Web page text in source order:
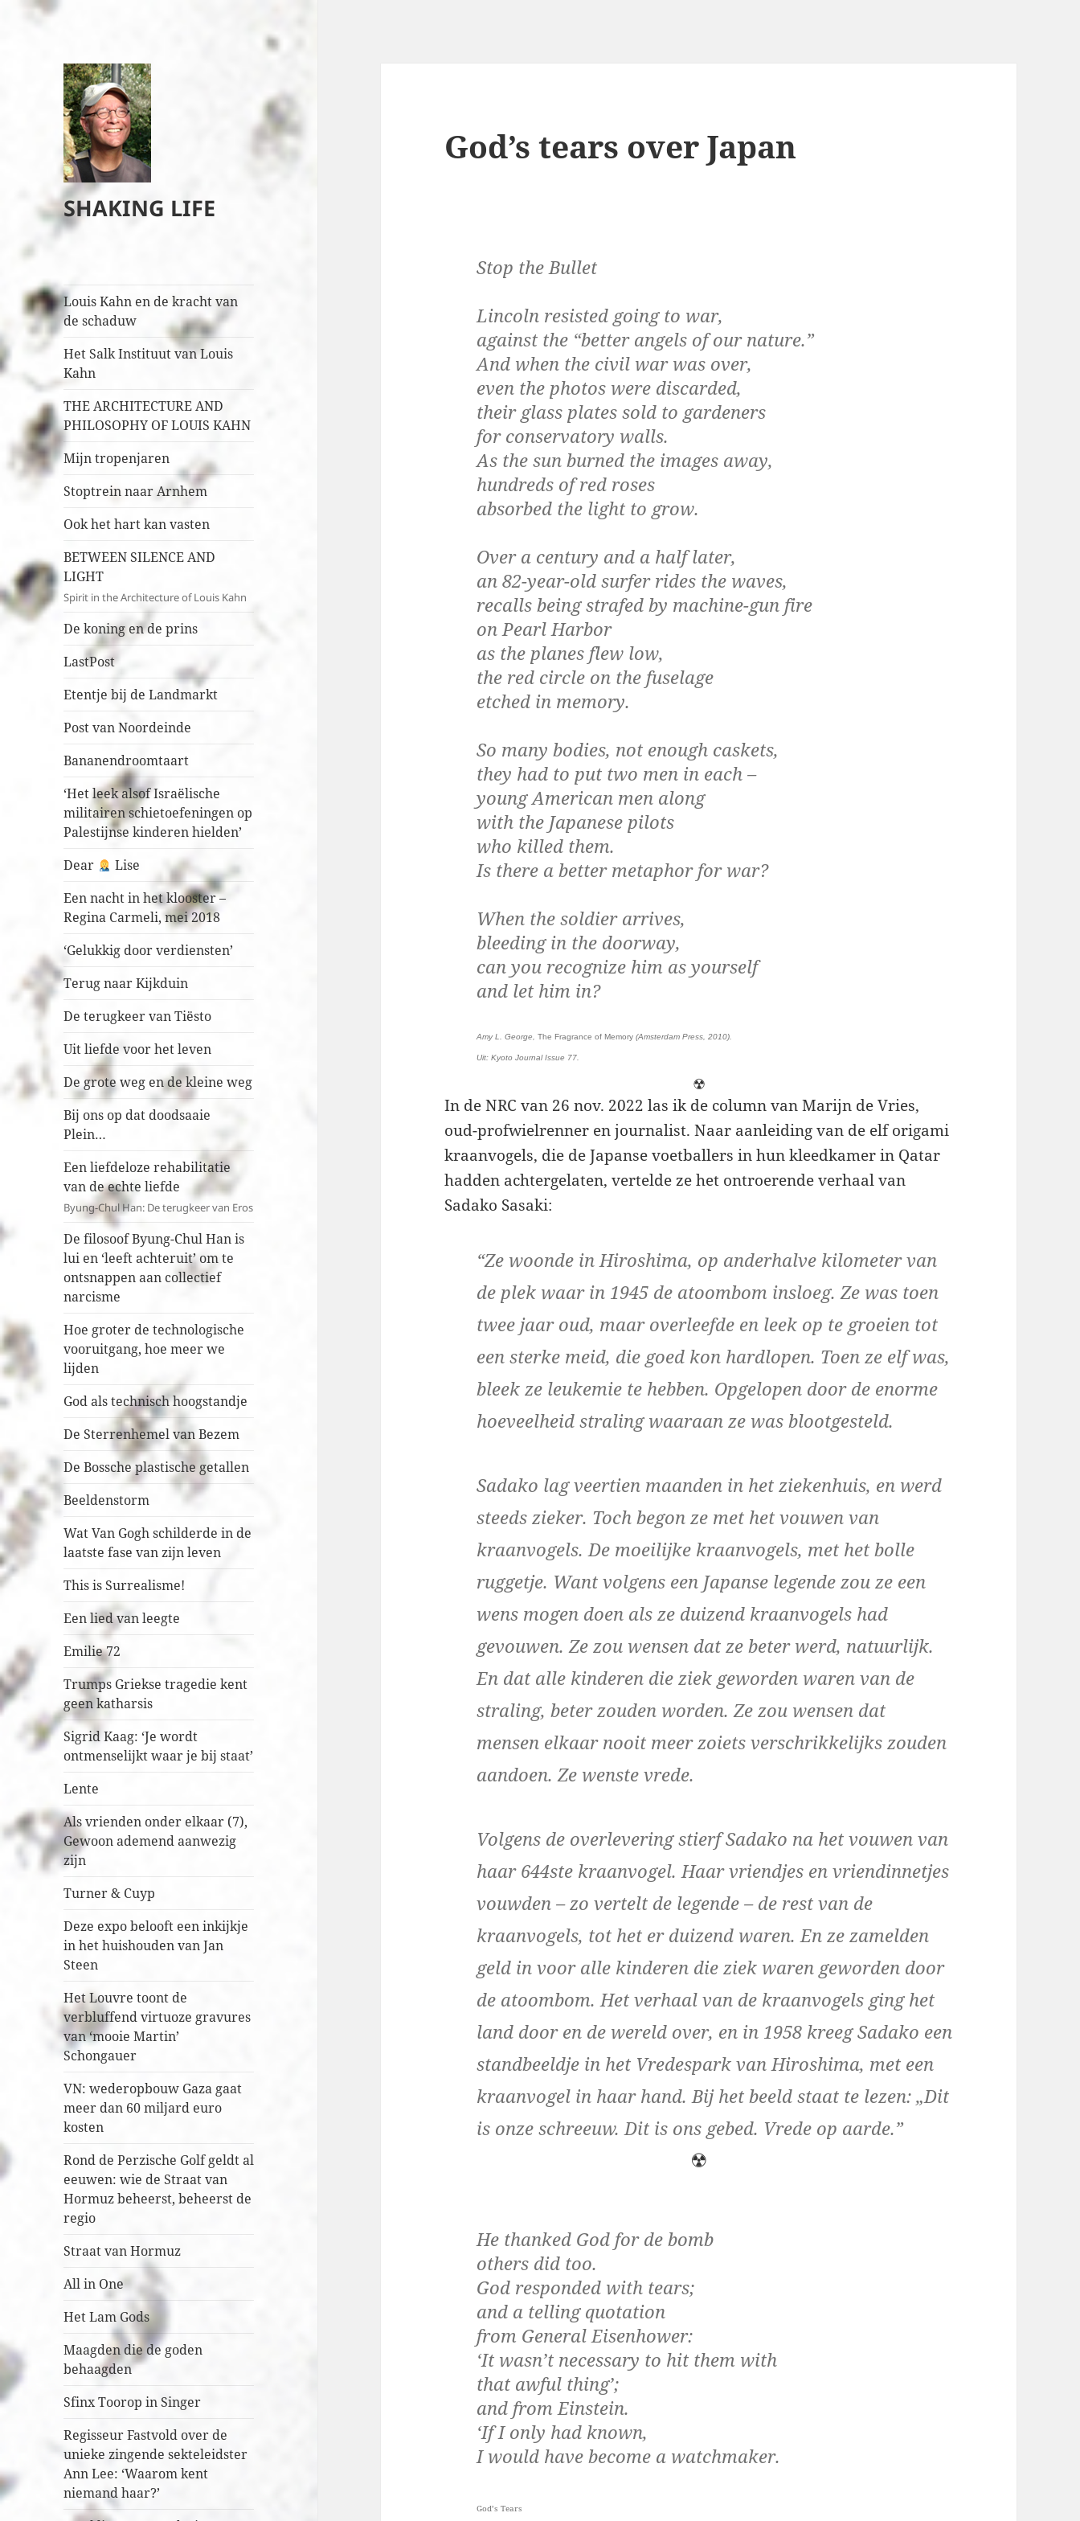
SHAKING LIFE
Louis Kahn en de kracht van
de schaduw
Het Salk Instituut van Louis
Kahn
THE ARCHITECTURE AND
PHILOSOPHY OF LOUIS KAHN
Mijn tropenjaren
Stoptrein naar Arnhem
Ook het hart kan vasten
BETWEEN SILENCE AND
LIGHT
Spirit in the Architecture of Louis Kahn
De koning en de prins
LastPost
Etentje bij de Landmarkt
Post van Noordeinde
Bananendroomtaart
‘Het leek alsof Israëlische
militairen schietoefeningen op
Palestijnse kinderen hielden’
Dear
Lise
Een nacht in het klooster –
Regina Carmeli, mei 2018
‘Gelukkig door verdiensten’
Terug naar Kijkduin
De terugkeer van Tiësto
Uit liefde voor het leven
De grote weg en de kleine weg
Bij ons op dat doodsaaie
Plein…
Een liefdeloze rehabilitatie
van de echte liefde
Byung-Chul Han: De terugkeer van Eros
De filosoof Byung-Chul Han is
lui en ‘leeft achteruit’ om te
ontsnappen aan collectief
narcisme
Hoe groter de technologische
vooruitgang, hoe meer we
lijden
God als technisch hoogstandje
De Sterrenhemel van Bezem
De Bossche plastische getallen
Beeldenstorm
Wat Van Gogh schilderde in de
laatste fase van zijn leven
This is Surrealisme!
Een lied van leegte
Emilie 72
Trumps Griekse tragedie kent
geen katharsis
Sigrid Kaag: ‘Je wordt
ontmenselijkt waar je bij staat’
Lente
Als vrienden onder elkaar (7),
Gewoon ademend aanwezig
zijn
Turner & Cuyp
Deze expo belooft een inkijkje
in het huishouden van Jan
Steen
Het Louvre toont de
verbluffend virtuoze gravures
van ‘mooie Martin’
Schongauer
VN: wederopbouw Gaza gaat
meer dan 60 miljard euro
kosten
Rond de Perzische Golf geldt al
eeuwen: wie de Straat van
Hormuz beheerst, beheerst de
regio
Straat van Hormuz
All in One
Het Lam Gods
Maagden die de goden
behaagden
Sfinx Toorop in Singer
Regisseur Fastvold over de
unieke zingende sekteleidster
Ann Lee: ‘Waarom kent
niemand haar?’
God’s tears over Japan
Stop the Bullet
Lincoln resisted going to war,
against the “better angels of our nature.”
And when the civil war was over,
even the photos were discarded,
their glass plates sold to gardeners
for conservatory walls.
As the sun burned the images away,
hundreds of red roses
absorbed the light to grow.
Over a century and a half later,
an 82-year-old surfer rides the waves,
recalls being strafed by machine-gun fire
on Pearl Harbor
as the planes flew low,
the red circle on the fuselage
etched in memory.
So many bodies, not enough caskets,
they had to put two men in each –
young American men along
with the Japanese pilots
who killed them.
Is there a better metaphor for war?
When the soldier arrives,
bleeding in the doorway,
can you recognize him as yourself
and let him in?
Amy L. George,The Fragrance of Memory (Amsterdam Press, 2010).
Uit: Kyoto Journal Issue 77.
☢
In de NRC van 26 nov. 2022 las ik de column van Marijn de Vries,
oud-profwielrenner en journalist. Naar aanleiding van de elf origami
kraanvogels, die de Japanse voetballers in hun kleedkamer in Qatar
hadden achtergelaten, vertelde ze het ontroerende verhaal van
Sadako Sasaki:
“Ze woonde in Hiroshima, op anderhalve kilometer van
de plek waar in 1945 de atoombom insloeg. Ze was toen
twee jaar oud, maar overleefde en leek op te groeien tot
een sterke meid, die goed kon hardlopen. Toen ze elf was,
bleek ze leukemie te hebben. Opgelopen door de enorme
hoeveelheid straling waaraan ze was blootgesteld.
Sadako lag veertien maanden in het ziekenhuis, en werd
steeds zieker. Toch begon ze met het vouwen van
kraanvogels. De moeilijke kraanvogels, met het bolle
ruggetje. Want volgens een Japanse legende zou ze een
wens mogen doen als ze duizend kraanvogels had
gevouwen. Ze zou wensen dat ze beter werd, natuurlijk.
En dat alle kinderen die ziek geworden waren van de
straling, beter zouden worden. Ze zou wensen dat
mensen elkaar nooit meer zoiets verschrikkelijks zouden
aandoen. Ze wenste vrede.
Volgens de overlevering stierf Sadako na het vouwen van
haar 644ste kraanvogel. Haar vriendjes en vriendinnetjes
vouwden – zo vertelt de legende – de rest van de
kraanvogels, tot het er duizend waren. En ze zamelden
geld in voor alle kinderen die ziek waren geworden door
de atoombom. Het verhaal van de kraanvogels ging het
land door en de wereld over, en in 1958 kreeg Sadako een
standbeeldje in het Vredespark van Hiroshima, met een
kraanvogel in haar hand. Bij het beeld staat te lezen: „Dit
is onze schreeuw. Dit is ons gebed. Vrede op aarde.”
☢
He thanked God for de bomb
others did too.
God responded with tears;
and a telling quotation
from General Eisenhower:
‘It wasn’t necessary to hit them with
that awful thing’;
and from Einstein.
‘If I only had known,
I would have become a watchmaker.
God’s Tears